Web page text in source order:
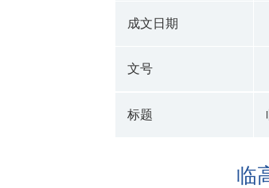
成文日期
文号
标题
临